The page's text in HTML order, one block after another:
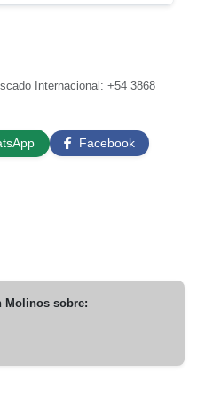
Internacional: +54 3868
Facebook
Molinos sobre: